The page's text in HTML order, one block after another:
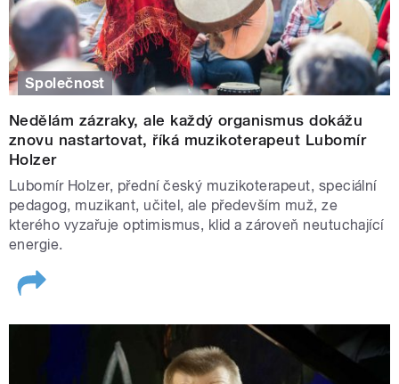
Společnost
Nedělám zázraky, ale každý organismus dokážu
znovu nastartovat, říká muzikoterapeut Lubomír
Holzer
Lubomír Holzer, přední český muzikoterapeut, speciální
pedagog, muzikant, učitel, ale především muž, ze
kterého vyzařuje optimismus, klid a zároveň neutuchající
energie.